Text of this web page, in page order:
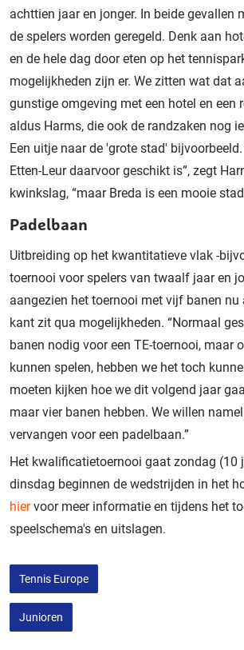
achttien jaar en jonger. In beide gevallen
de spelers worden geregeld. Denk aan
en de hele dag door eten op het
mogelijkheden zijn er. We zitten wat dat
gunstige omgeving met een hotel en een
aldus Harms, die ook de randzaken nog
Een uitje naar de 'grote stad'
Etten-Leur daarvoor geschikt is”, zegt
kwinkslag, “maar Breda is een mooie
Padelbaan
Uitbreiding op het kwantitatieve vlak -
toernooi voor spelers van twaalf jaar en
aangezien het toernooi met vijf banen nu
kant zit qua mogelijkheden. “Normaal
banen nodig voor een TE-toernooi, maar
kunnen spelen, hebben we het toch
moeten kijken hoe we dit volgend jaar
maar vier banen hebben. We willen
vervangen voor een padelbaan.”
Het kwalificatietoernooi gaat zondag (10
dinsdag beginnen de wedstrijden in het
hiervoor meer informatie en tijdens het
speelschema's en uitslagen.
Tennis Europe
Junioren